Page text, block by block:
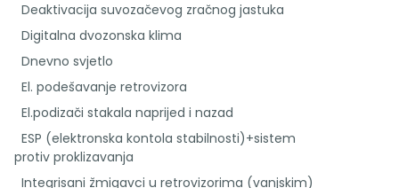
Deaktivacija suvozačevog zračnog jastuka
Digitalna dvozonska klima
Dnevno svjetlo
El. podešavanje retrovizora
El.podizači stakala naprijed i nazad
ESP (elektronska kontola stabilnosti)+sistem
protiv proklizavanja
Integrisani žmigavci u retrovizorima (vanjskim)